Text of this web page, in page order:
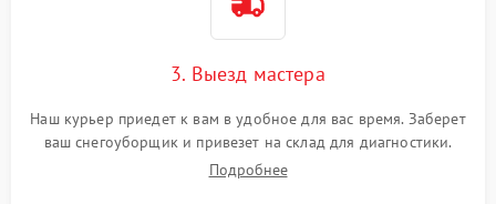
3. Выезд мастера
Наш курьер приедет к вам в удобное для вас время. Заберет
ваш снегоуборщик и привезет на склад для диагностики.
Подробнее